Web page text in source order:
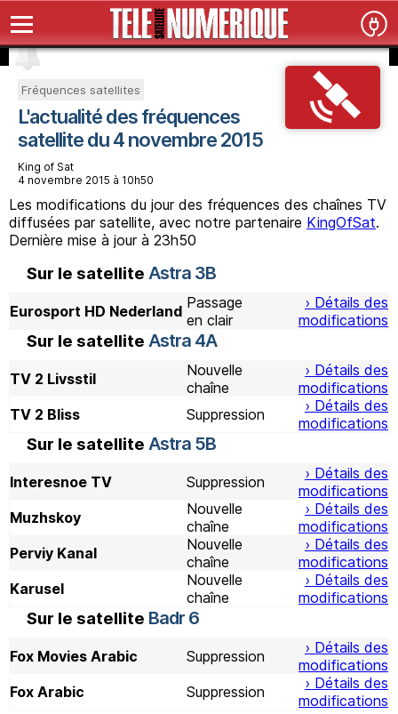
Fréquences satellites
L'actualité des fréquences
satellite du 4 novembre 2015
King of Sat
4 novembre 2015 à 10h50
Les modifications du jour des fréquences des chaînes TV
diffusées par satellite, avec notre partenaire KingOfSat.
Dernière mise à jour à 23h50
Sur le satellite Astra 3B
Eurosport HD Nederland Passage
en clair
› Détails des
modifications
Sur le satellite Astra 4A
TV 2 Livsstil
Nouvelle
chaîne
› Détails des
modifications
TV 2 Bliss
Suppression
› Détails des
modifications
Sur le satellite Astra 5B
Interesnoe TV Suppression
› Détails des
modifications
Muzhskoy
Nouvelle
chaîne
› Détails des
modifications
Perviy Kanal
Nouvelle
chaîne
› Détails des
modifications
Karusel
Nouvelle
chaîne
› Détails des
modifications
Sur le satellite Badr 6
Fox Movies Arabic Suppression
› Détails des
modifications
Fox Arabic
Suppression
› Détails des
modifications